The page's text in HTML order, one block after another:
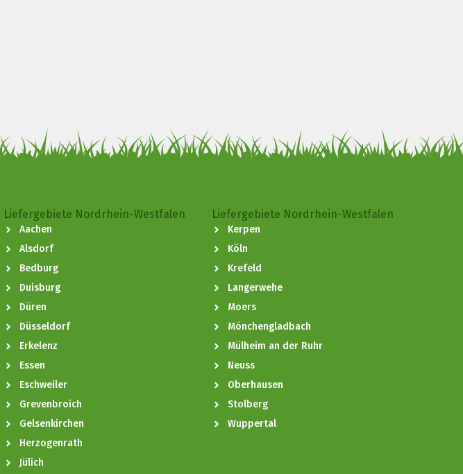
Liefergebiete Nordrhein-Westfalen
Aachen
Alsdorf
Bedburg
Duisburg
Düren
Düsseldorf
Erkelenz
Essen
Eschweiler
Grevenbroich
Gelsenkirchen
Herzogenrath
Jülich
Liefergebiete Nordrhein-Westfalen
Kerpen
Köln
Krefeld
Langerwehe
Moers
Mönchengladbach
Mülheim an der Ruhr
Neuss
Oberhausen
Stolberg
Wuppertal